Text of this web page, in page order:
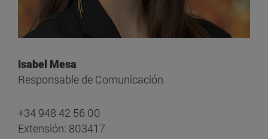
Isabel Mesa
Responsable de Comunicación
+34 948 42 56 00
Extensión: 803417